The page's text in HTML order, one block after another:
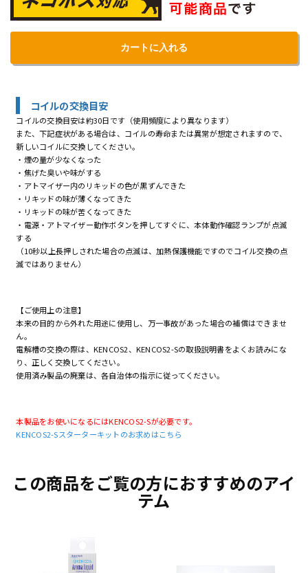
カートに入れる
コイルの交換目安
コイルの交換目安は約30日です（使用頻度により異なります）
また、下記症状がある場合は、コイルの寿命または異常が想定されますので、
新しいコイルに交換してください。
・煙の量が少なくなった
・焦げた臭いや味がする
・アトマイザー内のリキッドの色が黒ずんできた
・リキッドの味が薄くなってきた
・リキッドの味が苦くなってきた
・電源・アトマイザー動作ボタンを押してすぐに、本体動作確認ランプが点滅
する
（10秒以上長押しされた場合の点滅は、加熱保護機能ですのでコイル交換の点
滅ではありません）
【ご使用上の注意】
本来の目的から外れた用途に使用し、万一事故があった場合の補償はできませ
ん。
電解槽の交換の際は、KENCOS2、KENCOS2-Sの取扱説明書をよくお読みにな
り、正しく交換してください。
使用済み製品の廃棄は、各自治体の指示に従ってください。
本製品をお使いになるにはKENCOS2-Sが必要です。
KENCOS2-Sスターターキットのお求めはこちら
この商品をご覧の方におすすめのアイ
テム